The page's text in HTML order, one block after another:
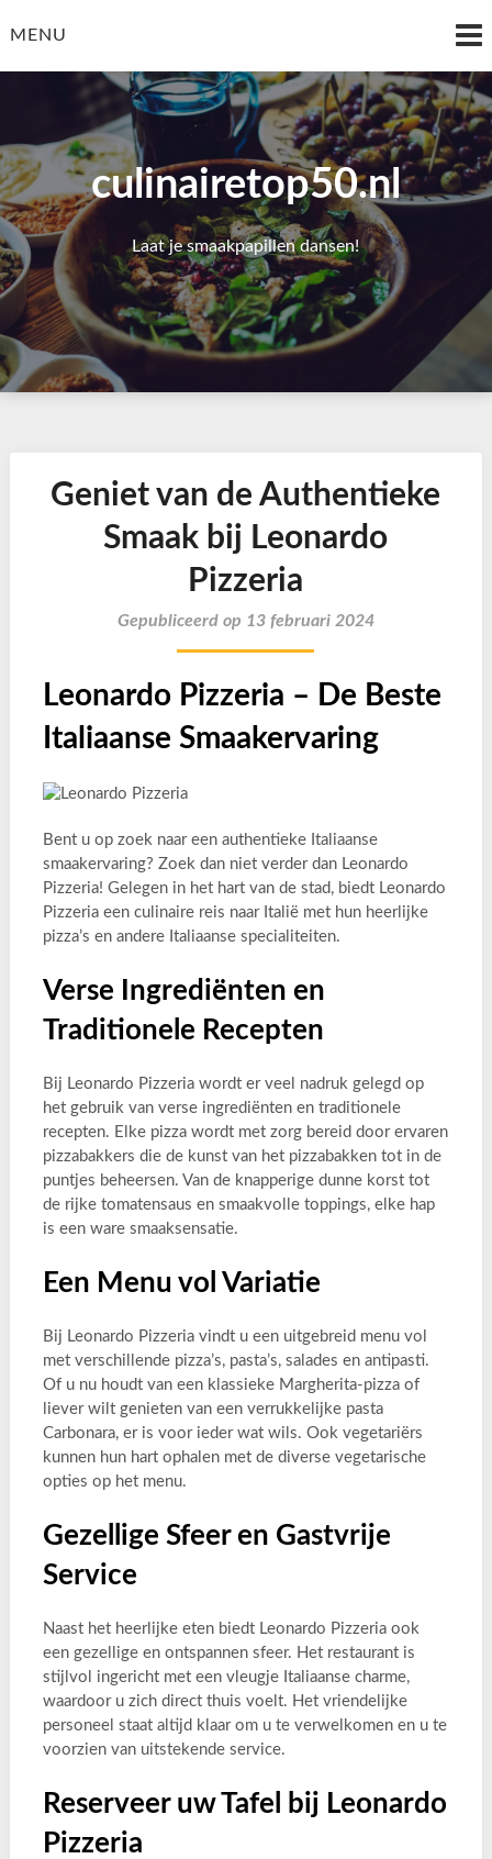
toMENU
culinairetop50.nl
Laat je smaakpapillen dansen!
Geniet van de Authentieke
Smaak bij Leonardo
Pizzeria
Gepubliceerd op 13 februari 2024
Leonardo Pizzeria – De Beste
Italiaanse Smaakervaring
Bent u op zoek naar een authentieke Italiaanse
smaakervaring? Zoek dan niet verder dan Leonardo
Pizzeria! Gelegen in het hart van de stad, biedt Leonardo
Pizzeria een culinaire reis naar Italië met hun heerlijke
pizza’s en andere Italiaanse specialiteiten.
Verse Ingrediënten en
Traditionele Recepten
Bij Leonardo Pizzeria wordt er veel nadruk gelegd op
het gebruik van verse ingrediënten en traditionele
recepten. Elke pizza wordt met zorg bereid door ervaren
pizzabakkers die de kunst van het pizzabakken tot in de
puntjes beheersen. Van de knapperige dunne korst tot
de rijke tomatensaus en smaakvolle toppings, elke hap
is een ware smaaksensatie.
Een Menu vol Variatie
Bij Leonardo Pizzeria vindt u een uitgebreid menu vol
met verschillende pizza’s, pasta’s, salades en antipasti.
Of u nu houdt van een klassieke Margherita-pizza of
liever wilt genieten van een verrukkelijke pasta
Carbonara, er is voor ieder wat wils. Ook vegetariërs
kunnen hun hart ophalen met de diverse vegetarische
opties op het menu.
Gezellige Sfeer en Gastvrije
Service
Naast het heerlijke eten biedt Leonardo Pizzeria ook
een gezellige en ontspannen sfeer. Het restaurant is
stijlvol ingericht met een vleugje Italiaanse charme,
waardoor u zich direct thuis voelt. Het vriendelijke
personeel staat altijd klaar om u te verwelkomen en u te
voorzien van uitstekende service.
Reserveer uw Tafel bij Leonardo
Pizzeria